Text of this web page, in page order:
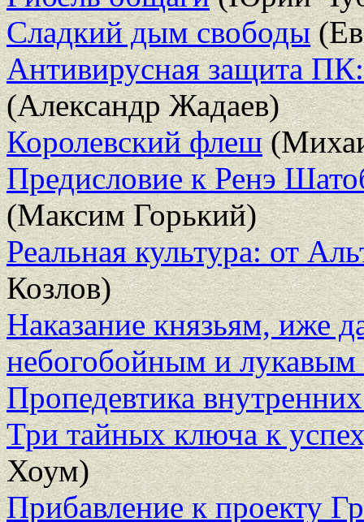
Сладкий дым свободы
Антивирусная защита
(Александр Жадаев)
Королевский флеш
Предисловие к Ренэ
(Максим Горький)
Реальная культура: от
Козлов)
Наказание князьям, иже
небогобойным и
Пропедевтика
Три тайных ключа к
Хоум)
Прибавление к проекту